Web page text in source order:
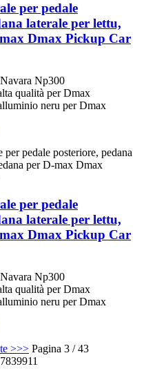
per pedale
laterale per lettu,
Dmax Pickup Car
Np300
qualità per Dmax
neru per Dmax
per pedale
laterale per lettu,
Dmax Pickup Car
Np300
qualità per Dmax
neru per Dmax
>>> Pagina 3 / 43